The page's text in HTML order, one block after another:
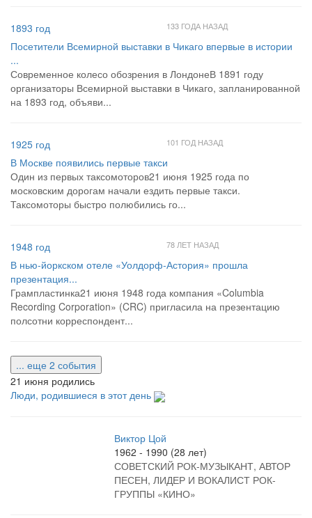
1893 год 133 ГОДА НАЗАД
Посетители Всемирной выставки в Чикаго впервые в истории
...
Современное колесо обозрения в ЛондонеВ 1891 году
организаторы Всемирной выставки в Чикаго, запланированной
на 1893 год, объяви...
1925 год 101 ГОД НАЗАД
В Москве появились первые такси
Один из первых таксомоторов21 июня 1925 года по
московским дорогам начали ездить первые такси.
Таксомоторы быстро полюбились го...
1948 год 78 ЛЕТ НАЗАД
В нью-йоркском отеле «Уолдорф-Астория» прошла
презентация...
Грампластинка21 июня 1948 года компания «Columbia
Recording Corporation» (CRC) пригласила на презентацию
полсотни корреспондент...
... еще 2 события
21 июня родились
Люди, родившиеся в этот день
Виктор Цой
1962 - 1990 (28 лет)
СОВЕТСКИЙ РОК-МУЗЫКАНТ, АВТОР
ПЕСЕН, ЛИДЕР И ВОКАЛИСТ РОК-
ГРУППЫ «КИНО»